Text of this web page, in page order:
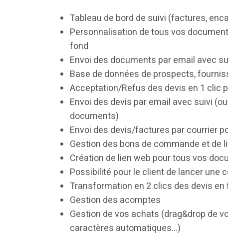
Tableau de bord de suivi (factures,
Personnalisation de tous vos
fond
Envoi des documents par email avec
Base de données de prospects,
Acceptation/Refus des devis en 1 clic
Envoi des devis par email avec suivi
documents)
Envoi des devis/factures par courrier
Gestion des bons de commande et de
Création de lien web pour tous vos
Possibilité pour le client de lancer
Transformation en 2 clics des devis
Gestion des acomptes
Gestion de vos achats (drag&drop de
caractères automatiques…)